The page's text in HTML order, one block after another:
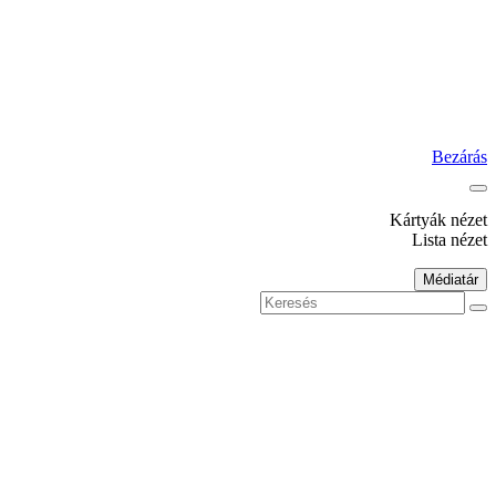
Bezárás
Kártyák nézet
Lista nézet
Médiatár